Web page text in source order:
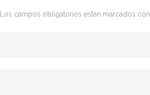
Los campos obligatorios están marcados con